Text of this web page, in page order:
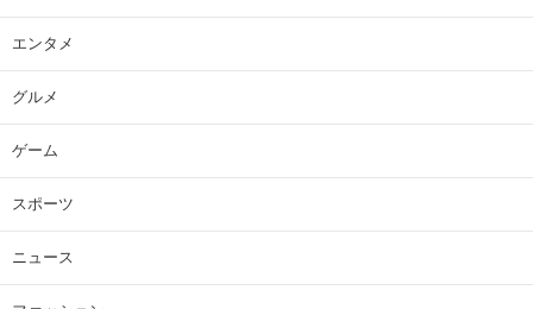
エンタメ
グルメ
ゲーム
スポーツ
ニュース